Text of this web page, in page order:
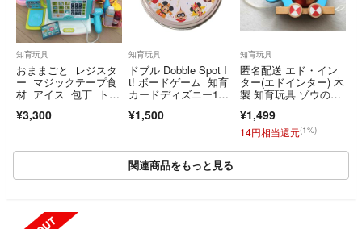
知育玩具
おままごと レジスタ
ー マジックテープ食
材 アイス 包丁 トレ
¥3,300
知育玩具
ドブル Dobble Spot I
t! ボードゲーム 知育
カードディズニー100
¥1,500
知育玩具
匿名配送 エド・イン
ター(エドインター) 木
製 知育玩具 ゾウのプ
るサーカス(クルクル
サーカス) 送料無料
¥1,499
14円相当還元(1%)
関連商品をもっと見る